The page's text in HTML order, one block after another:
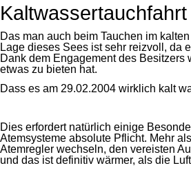
Das man auch beim Tauchen im
Lage dieses Sees ist sehr reizvoll, da
Dank dem Engagement des
etwas zu bieten hat.
Dass es am 29.02.2004 wirklich kalt
Dies erfordert natürlich einige
Atemsysteme absolute Pflicht. Mehr
Atemregler wechseln, den vereisten
und das ist definitiv wärmer, als die